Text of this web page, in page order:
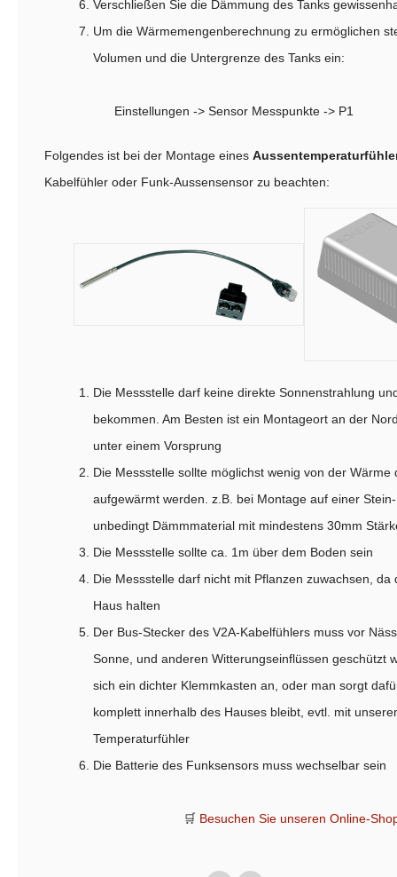
Verschließen Sie die Dämmung des Tanks
Um die Wärmemengenberechnung zu ermöglichen
Volumen und die Untergrenze des Tanks ein:
Einstellungen -> Sensor Messpunkte -> P1
Folgendes ist bei der Montage eines
Kabelfühler oder Funk-Aussensensor zu beachten:
Die Messstelle darf keine direkte Sonnenstrahlung
bekommen. Am Besten ist ein Montageort an der
unter einem Vorsprung
Die Messstelle sollte möglichst wenig von der Wärme
aufgewärmt werden. z.B. bei Montage auf einer
unbedingt Dämmmaterial mit mindestens 30mm
Die Messstelle sollte ca. 1m über dem Boden sein
Die Messstelle darf nicht mit Pflanzen zuwachsen, da
Haus halten
Der Bus-Stecker des V2A-Kabelfühlers muss vor
Sonne, und anderen Witterungseinflüssen geschützt
sich ein dichter Klemmkasten an, oder man sorgt
komplett innerhalb des Hauses bleibt, evtl. mit
Temperaturfühler
Die Batterie des Funksensors muss wechselbar sein
🛒 Besuchen Sie unseren Online-